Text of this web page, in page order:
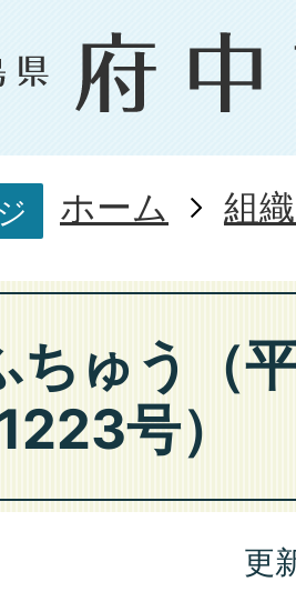
ホーム 組
ちゅう（
号）
更